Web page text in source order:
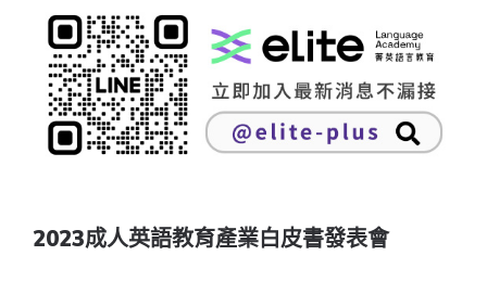
2023成人英語教育產業白皮書發表會